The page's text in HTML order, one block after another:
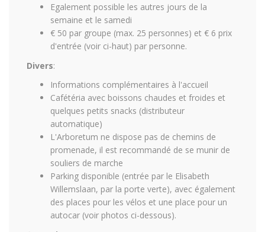
Egalement possible les autres jours de la
semaine et le samedi
€ 50 par groupe (max. 25 personnes) et € 6 prix
d'entrée (voir ci-haut) par personne.
Divers:
Informations complémentaires à l'accueil
Cafétéria avec boissons chaudes et froides et
quelques petits snacks (distributeur
automatique)
L'Arboretum ne dispose pas de chemins de
promenade, il est recommandé de se munir de
souliers de marche
Parking disponible (entrée par le Elisabeth
Willemslaan, par la porte verte), avec également
des places pour les vélos et une place pour un
autocar (voir photos ci-dessous).